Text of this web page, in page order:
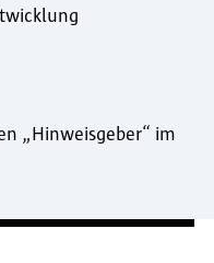
„Hinweisgeber“ im